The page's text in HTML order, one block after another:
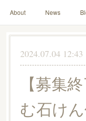
About News
Instagram Lesson
2024.07.04 12:43
【募集
む石け